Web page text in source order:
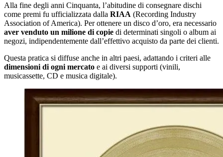
Alla fine degli anni Cinquanta, l’abitudine di consegnare dischi
come premi fu ufficializzata dalla RIAA (Recording Industry
Association of America). Per ottenere un disco d’oro, era necessario
aver venduto un milione di copie di determinati singoli o album ai
negozi, indipendentemente dall’effettivo acquisto da parte dei clienti.
Questa pratica si diffuse anche in altri paesi, adattando i criteri alle
dimensioni di ogni mercato e ai diversi supporti (vinili,
musicassette, CD e musica digitale).